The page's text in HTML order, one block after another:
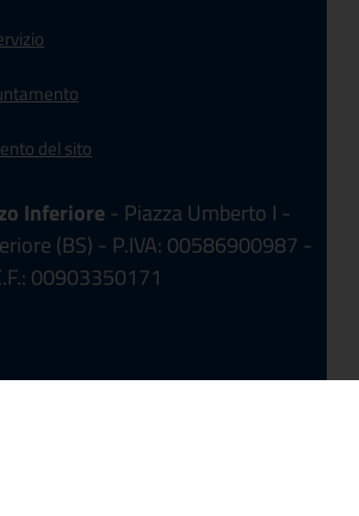
del sito
Inferiore- Piazza Umberto I -
(BS) - P.IVA: 00586900987 -
00903350171